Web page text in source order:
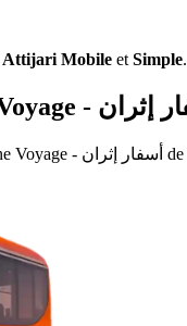
Attijari Mobile et Simple.
Itrane Voyage - أسفار إثران de